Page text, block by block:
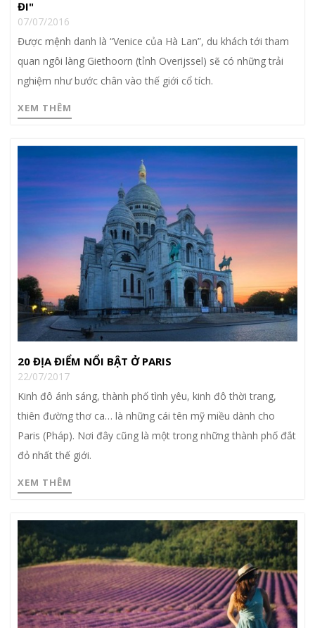
ĐI"
07/07/2016
Được mệnh danh là “Venice của Hà Lan”, du khách tới tham
quan ngôi làng Giethoorn (tỉnh Overijssel) sẽ có những trải
nghiệm như bước chân vào thế giới cổ tích.
XEM THÊM
20 ĐỊA ĐIỂM NỔI BẬT Ở PARIS
22/07/2017
Kinh đô ánh sáng, thành phố tình yêu, kinh đô thời trang,
thiên đường thơ ca… là những cái tên mỹ miều dành cho
Paris (Pháp). Nơi đây cũng là một trong những thành phố đắt
đỏ nhất thế giới.
XEM THÊM